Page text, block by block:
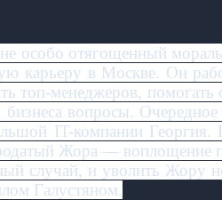
особо отягощенный
карьеру в Москве. Он
топ-менеджеров,
вопросы.
IT-компании
Жора — воплощение
случай, и уволить Жору
Галустяном.